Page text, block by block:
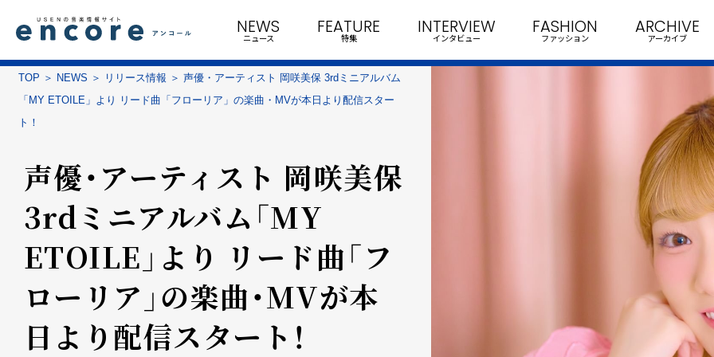
NEWS
ニュース
FEATURE
特集
INTERVIEW
インタビュー
FASHION
ファッション
ARCHIVE
アーカイブ
TOP NEWS リリース情報
声優・アーティスト 岡咲美保 3rdミニアルバム
「MY ETOILE」より リード曲「フローリア」の楽曲・MVが本日より配信スター
ト！
声優・アーティスト 岡咲美保
3rdミニアルバム「MY
ETOILE」より リード曲「フ
ローリア」の楽曲・MVが本
日より配信スタート！